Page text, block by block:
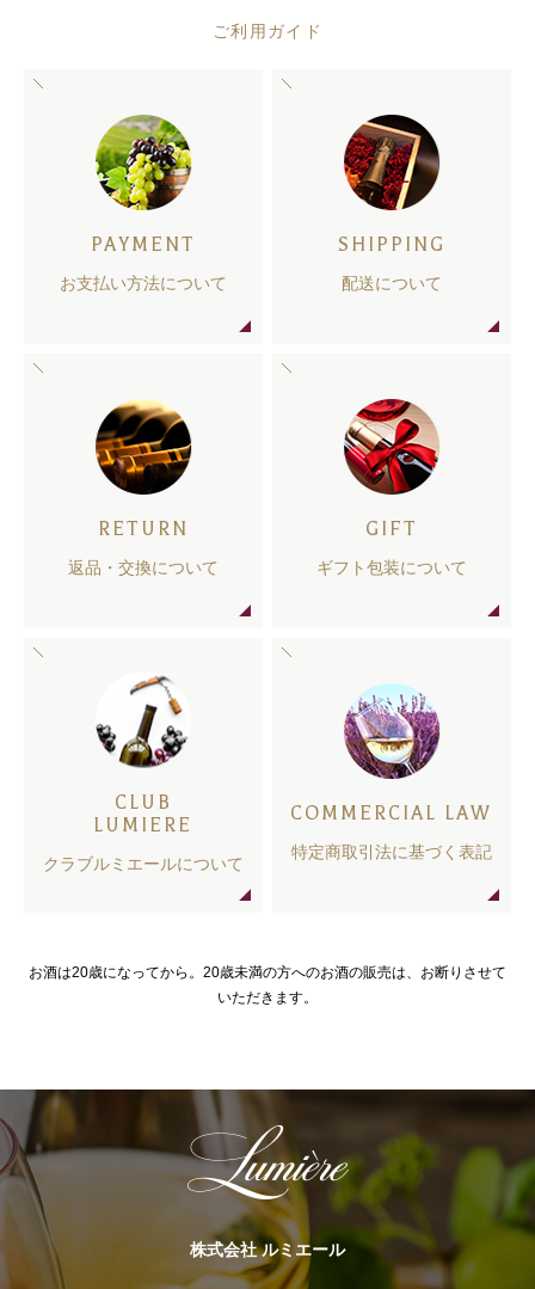
ご利用ガイド
PAYMENT
お支払い方法について
SHIPPING
配送について
RETURN
返品・交換について
GIFT
ギフト包装について
CLUB
LUMIERE
クラブルミエールについて
COMMERCIAL LAW
特定商取引法に基づく表記
お酒は20歳になってから。20歳未満の方へのお酒の販売は、お断りさせて
いただきます。
株式会社 ルミエール